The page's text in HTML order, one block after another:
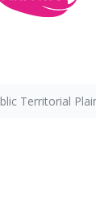
Territorial